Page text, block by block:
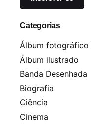
Categorias
Álbum fotográfico
Álbum ilustrado
Banda Desenhada
Biografia
Ciência
Cinema